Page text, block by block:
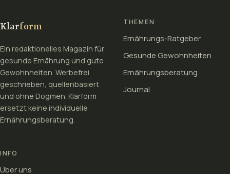
Klarform
Ein redaktionelles Magazin für
gesunde Ernährung und gute
Gewohnheiten. Werbefrei
geschrieben, quellenbasiert
und ohne Dogmen. Klarform
ersetzt keine individuelle
Ernährungsberatung.
THEMEN
Ernährungs-Ratgeber
Gesunde Gewohnheiten
Ernährungsberatung
Journal
INFO
Über uns